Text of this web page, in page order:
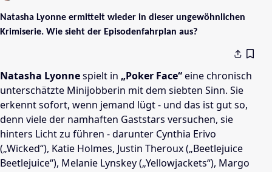
Natasha Lyonne ermittelt wieder in dieser ungewöhnlichen
Krimiserie. Wie sieht der Episodenfahrplan aus?
Natasha Lyonnespielt in „Poker Face“eine chronisch
unterschätzte Minijobberin mit dem siebten Sinn. Sie
erkennt sofort, wenn jemand lügt - und das ist gut so,
denn viele der namhaften Gaststars versuchen, sie
hinters Licht zu führen - darunter Cynthia Erivo
(„Wicked“), Katie Holmes, Justin Theroux („Beetlejuice
Beetlejuice“), Melanie Lynskey („Yellowjackets“), Margo